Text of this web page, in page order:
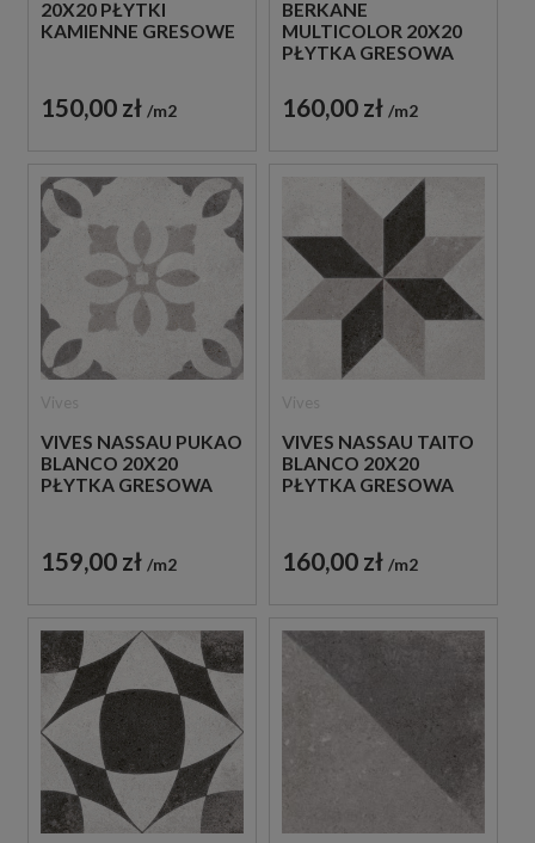
20X20 PŁYTKI
KAMIENNE GRESOWE
150,00 zł m2
BERKANE
MULTICOLOR 20X20
PŁYTKA GRESOWA
160,00 zł m2
VIVES NASSAU PUKAO
BLANCO 20X20
PŁYTKA GRESOWA
159,00 zł m2
VIVES NASSAU TAITO
BLANCO 20X20
PŁYTKA GRESOWA
160,00 zł m2